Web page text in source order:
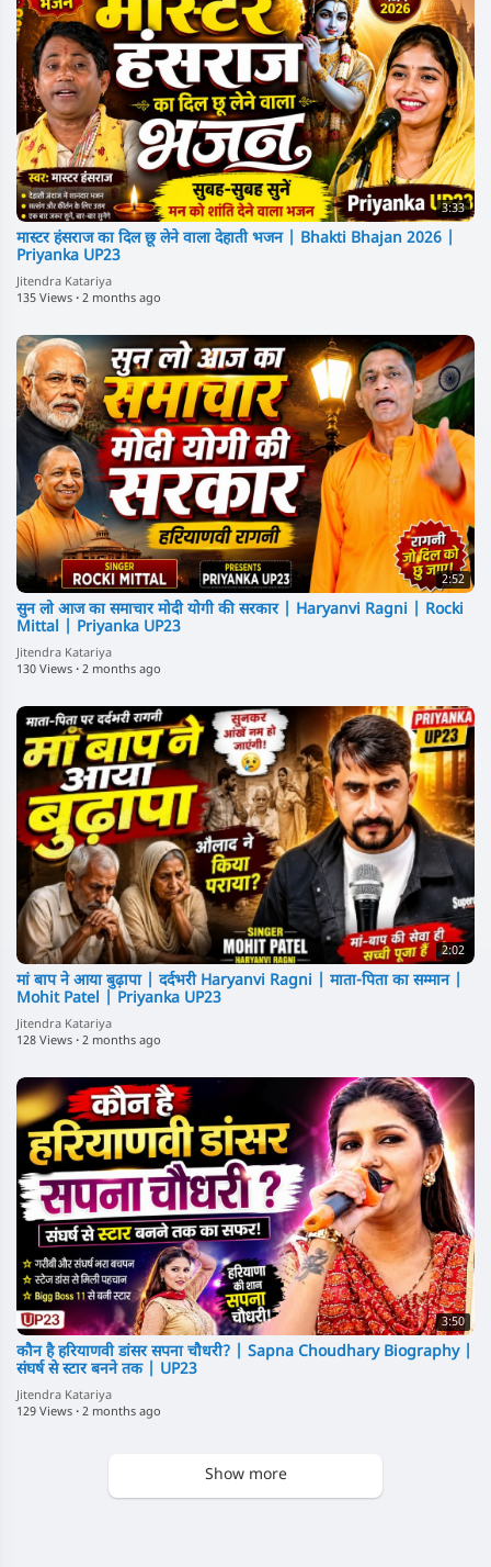
3:33
मास्टर हंसराज का दिल छू लेने वाला देहाती भजन | Bhakti Bhajan 2026 |
Priyanka UP23
Jitendra Katariya
135 Views · 2 months ago
2:52
सुन लो आज का समाचार मोदी योगी की सरकार | Haryanvi Ragni | Rocki
Mittal | Priyanka UP23
Jitendra Katariya
130 Views · 2 months ago
2:02
मां बाप ने आया बुढ़ापा | दर्दभरी Haryanvi Ragni | माता-पिता का सम्मान |
Mohit Patel | Priyanka UP23
Jitendra Katariya
128 Views · 2 months ago
3:50
कौन है हरियाणवी डांसर सपना चौधरी? | Sapna Choudhary Biography |
संघर्ष से स्टार बनने तक | UP23
Jitendra Katariya
129 Views · 2 months ago
Show more